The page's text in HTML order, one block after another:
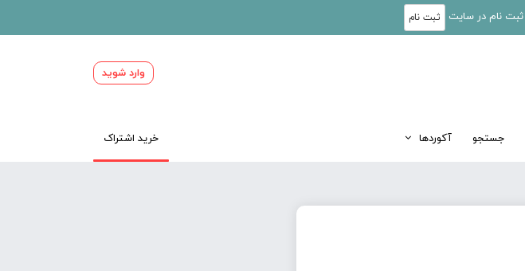
ثبت نام
وارد شوید
جستجو آکوردها خرید اشتراک